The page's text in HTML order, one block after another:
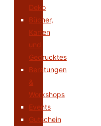
Deko
Bücher,
Karten
und
Gedrucktes
Beratungen
&
Workshops
Events
Gutschein